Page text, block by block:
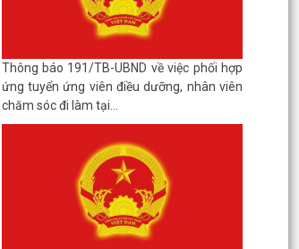
Thông báo 191/TB-UBND về việc phối hợp
ứng tuyển ứng viên điều dưỡng, nhân viên
chăm sóc đi làm tại...